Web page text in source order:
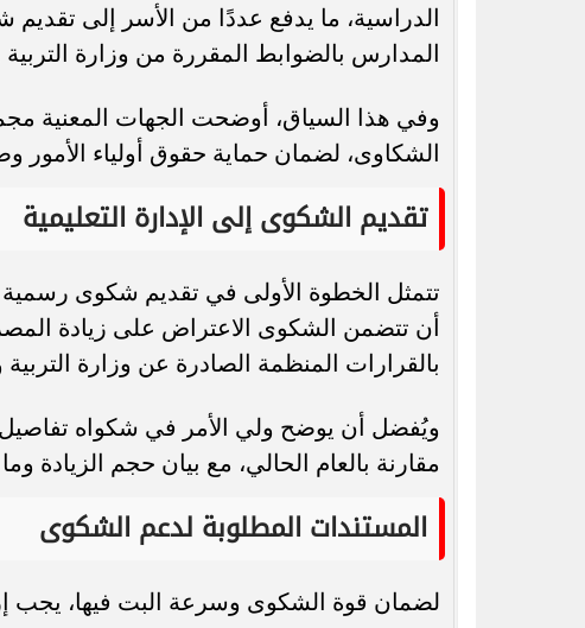
الدراسية، ما يدفع عددًا من الأسر إلى
المدارس بالضوابط المقررة من وزارة التربية
وفي هذا السياق، أوضحت الجهات المعنية
الشكاوى، لضمان حماية حقوق أولياء
تقديم الشكوى إلى الإدارة التعليمية
تتمثل الخطوة الأولى في تقديم شكوى رسمية
أن تتضمن الشكوى الاعتراض على زيادة
بالقرارات المنظمة الصادرة عن وزارة التربية
ويُفضل أن يوضح ولي الأمر في شكواه
مقارنة بالعام الحالي، مع بيان حجم
المستندات المطلوبة لدعم الشكوى
لضمان قوة الشكوى وسرعة البت فيها، يجب
رسميًا.. جدول امتحانات الشهادة الإعدادية
رئيس طرابزون يحسم